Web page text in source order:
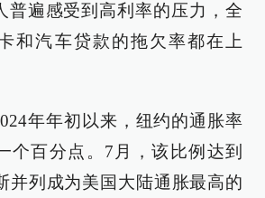
普遍感受到高利率的压力，全
和汽车贷款的拖欠率都在上
年年初以来，纽约的通胀率
个百分点。7月，该比例达到
并列成为美国大陆通胀最高的